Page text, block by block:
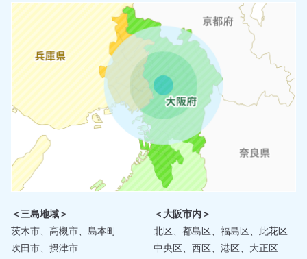
＜三島地域＞
茨木市、高槻市、島本町
吹田市、摂津市
＜大阪市内＞
北区、都島区、福島区、此花区
中央区、西区、港区、大正区